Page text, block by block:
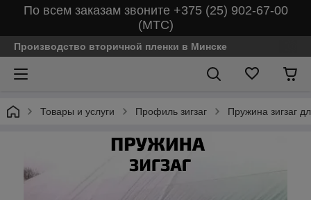
По всем заказам звоните +375 (25) 902-67-00
(МТС)
Производство вторичной пленки в Минске
Товары и услуги Профиль зигзаг Пружина зигзаг